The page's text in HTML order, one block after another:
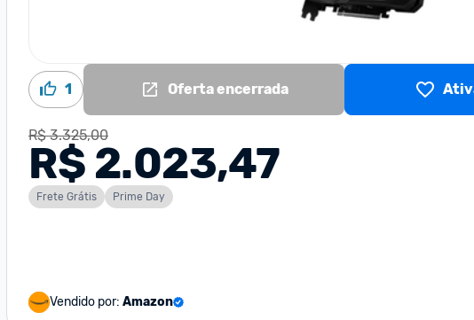
1 Oferta encerrada
R$ 3.325,00
R$ 2.023,47
Frete Grátis Prime Day
Vendido por: Amazon